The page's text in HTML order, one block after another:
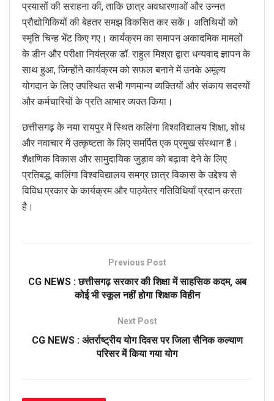
प्रयासों की सराहना की, ताकि छात्र अवधारणाओं और उन्नत
प्रौद्योगिकियों की बेहतर समझ विकसित कर सकें। अतिथियों को
स्मृति चिन्ह भेंट किए गए। कार्यक्रम का समापन अकादमिक मामलों
के डीन और परीक्षा नियंत्रक डॉ. राहुल मिश्रा द्वारा धन्यवाद ज्ञापन के
साथ हुआ, जिन्होंने कार्यक्रम को सफल बनाने में उनके अमूल्य
योगदान के लिए उपस्थित सभी गणमान्य व्यक्तियों और संकाय सदस्यों
और कर्मचारियों के प्रति आभार व्यक्त किया।
छत्तीसगढ़ के नया रायपुर में स्थित कलिंगा विश्वविद्यालय शिक्षा, शोध
और नवाचार में उत्कृष्टता के लिए समर्पित एक प्रमुख संस्थान है।
शैक्षणिक विकास और सामुदायिक जुड़ाव को बढ़ावा देने के लिए
प्रतिबद्ध, कलिंगा विश्वविद्यालय समग्र छात्र विकास के उद्देश्य से
विविध प्रकार के कार्यक्रम और पाठ्येतर गतिविधियाँ प्रदान करता
है।
Previous Post
CG NEWS : छत्तीसगढ़ सरकार की शिक्षा में साहसिक कदम, अब
कोई भी स्कूल नहीं होगा शिक्षक विहीन
Next Post
CG NEWS : अंतर्राष्ट्रीय योग दिवस पर जिला सैनिक कल्याण
परिसर में किया गया योग